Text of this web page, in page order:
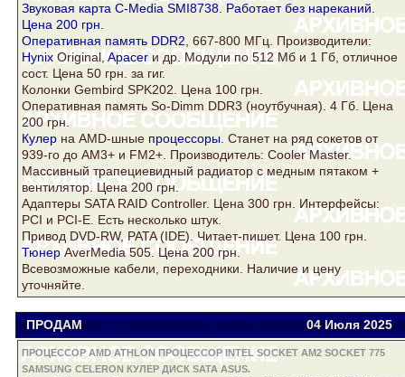
Звуковая карта C-Media SMI8738. Работает без нареканий.
Цена 200 грн.
Оперативная память DDR2 , 667-800 МГц. Производители:
HynixOriginal,Apacerи др. Модули по 512 Мб и 1 Гб, отличное
сост. Цена 50 грн. за гиг.
Колонки Gembird SPK202. Цена 100 грн.
Оперативная память So-Dimm DDR3 (ноутбучная). 4 Гб. Цена
200 грн.
Кулер на AMD-шные процессоры . Станет на ряд сокетов от
939-го до AM3+ и FM2+. Производитель: Cooler Master.
Массивный трапециевидный радиатор с медным пятаком +
вентилятор. Цена 200 грн.
Адаптеры SATARAID Controller. Цена 300 грн. Интерфейсы:
PCI и PCI-E. Есть несколько штук.
Привод DVD-RW, PATA (IDE). Читает-пишет. Цена 100 грн.
ТюнерAverMedia 505. Цена 200 грн.
Всевозможные кабели, переходники. Наличие и цену
уточняйте.
ПРОДАМ Viator viatora@ukr.net 04 Июля 2025
ПРОЦЕССОР AMD ATHLON ПРОЦЕССОР INTEL SOCKET AM2 SOCKET 775
SAMSUNG CELERON КУЛЕР ДИСК SATA ASUS.